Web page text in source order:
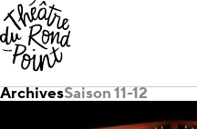
ArchivesSaison 11-12